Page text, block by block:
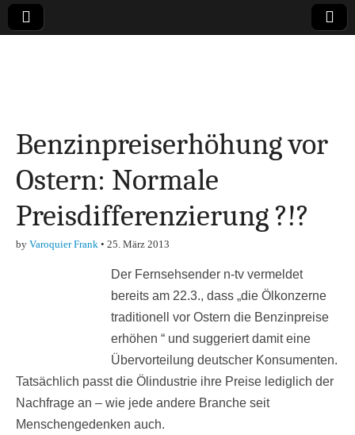
Finanzen,
Marketing-, Vertrieb-
& Investment-Tipps
Benzinpreiserhöhung vor
Ostern: Normale
Preisdifferenzierung ?!?
by Varoquier Frank • 25. März 2013
Der Fernsehsender n-tv vermeldet
bereits am 22.3., dass „die Ölkonzerne
traditionell vor Ostern die Benzinpreise
erhöhen “ und suggeriert damit eine
Übervorteilung deutscher Konsumenten.
Tatsächlich passt die Ölindustrie ihre Preise lediglich der
Nachfrage an – wie jede andere Branche seit
Menschengedenken auch.